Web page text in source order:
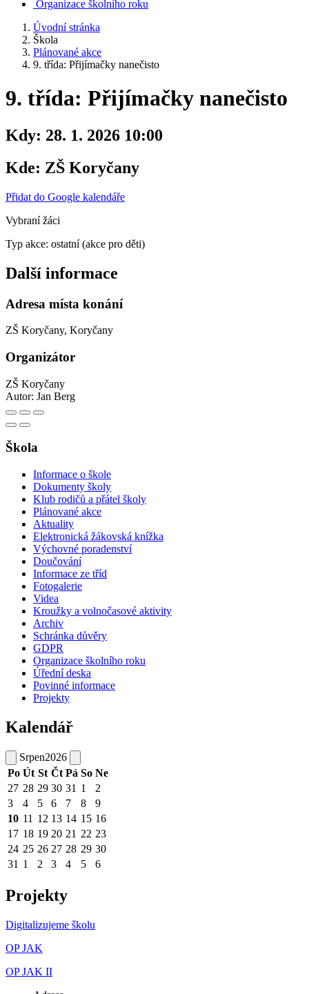
Organizace školního roku
Úvodní stránka
Škola
Plánované akce
9. třída: Přijímačky nanečisto
9. třída: Přijímačky nanečisto
Kdy: 28. 1. 2026 10:00
Kde: ZŠ Koryčany
Přidat do Google kalendáře
Vybraní žáci
Typ akce: ostatní (akce pro děti)
Další informace
Adresa místa konání
ZŠ Koryčany, Koryčany
Organizátor
ZŠ Koryčany
Autor: Jan Berg
Škola
Informace o škole
Dokumenty školy
Klub rodičů a přátel školy
Plánované akce
Aktuality
Elektronická žákovská knížka
Výchovné poradenství
Doučování
Informace ze tříd
Fotogalerie
Videa
Kroužky a volnočasové aktivity
Archiv
Schránka důvěry
GDPR
Organizace školního roku
Úřední deska
Povinné informace
Projekty
Kalendář
Srpen2026
Po Út St Čt Pá So Ne
27 28 29 30 31 1
2
3
4 5 6 7 8
9
10 11 12 13 14 15 16
17 18 19 20 21 22 23
24 25 26 27 28 29 30
31 1 2 3 4 5 6
Projekty
Digitalizujeme školu
OP JAK
OP JAK II